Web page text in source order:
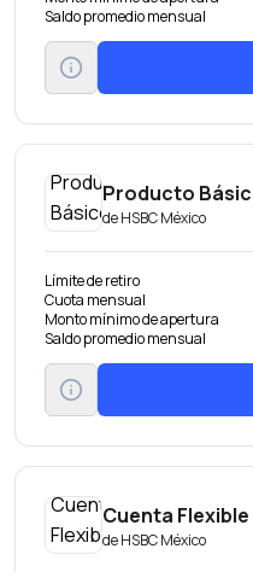
Saldo promedio mensual
Producto
deHSBC México
Límite de retiro
Cuota mensual
Monto mínimo de apertura
Saldo promedio mensual
Cuenta
deHSBC México